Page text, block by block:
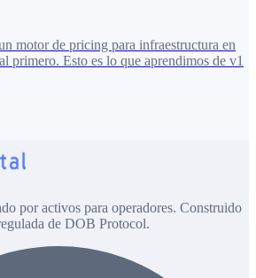
motor de pricing para infraestructura en
Esto es lo que aprendimos de v1
por activos para operadores. Construido
de DOB Protocol.